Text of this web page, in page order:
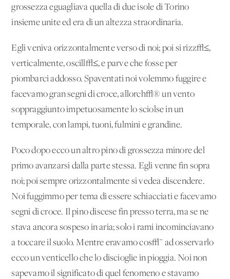
grossezza eguagliava quella di due isole di Torino
insieme unite ed era di un'altezza straordinaria.
Egli veniva orizzontalmente verso di noi; poi si rizz√≤,
verticalmente, oscill√≤, e parve che fosse per
piombarci addosso. Spaventati noi volemmo fuggire e
facevamo gran segni di croce, allorch√® un vento
soppraggiunto impetuosamente lo sciolse in un
temporale, con lampi, tuoni, fulmini e grandine.
Poco dopo ecco un altro pino di grossezza minore del
primo avanzarsi dalla parte stessa. Egli venne fin sopra
noi; poi sempre orizzontalmente si vedea discendere.
Noi fuggimmo per tema di essere schiacciati e facevamo
segni di croce. Il pino discese fin presso terra, ma se ne
stava ancora sospeso in aria; solo i rami incominciavano
a toccare il suolo. Mentre eravamo cos√¨ ad osservarlo
ecco un venticello che lo discioglie in pioggia. Noi non
sapevamo il significato di quel fenomeno e stavamo